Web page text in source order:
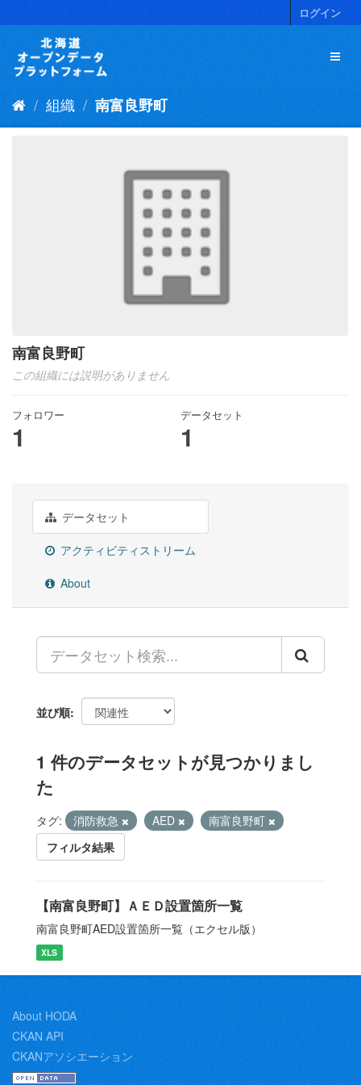
キ
ログイン
組織 南富良野町
南富良野町
この組織には説明がありません
フォロワー
1
データセット
1
データセット
アクティビティストリーム
About
並び順
1 件のデータセットが見つかりまし
た
タグ: 消防救急 AED
南富良野町
フィルタ結果
【南富良野町】ＡＥＤ設置箇所一覧
南富良野町AED設置箇所一覧（エクセル版）
XLS
About HODA
CKAN API
CKANアソシエーション